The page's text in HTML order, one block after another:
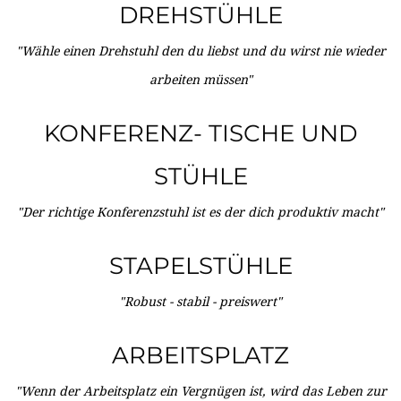
DREHSTÜHLE
"Wähle einen Drehstuhl den du liebst und du wirst nie wieder
arbeiten müssen"
KONFERENZ- TISCHE UND
STÜHLE
"Der richtige Konferenzstuhl ist es der dich produktiv macht"
STAPELSTÜHLE
"Robust - stabil - preiswert"
ARBEITSPLATZ
"Wenn der Arbeitsplatz ein Vergnügen ist, wird das Leben zur